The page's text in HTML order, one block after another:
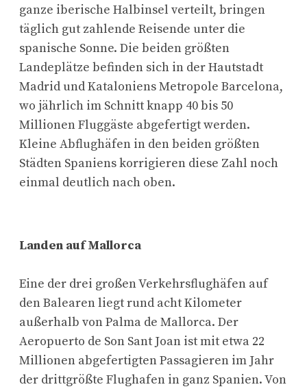
ganze iberische Halbinsel verteilt, bringen
täglich gut zahlende Reisende unter die
spanische Sonne. Die beiden größten
Landeplätze befinden sich in der Hautstadt
Madrid und Kataloniens Metropole Barcelona,
wo jährlich im Schnitt knapp 40 bis 50
Millionen Fluggäste abgefertigt werden.
Kleine Abflughäfen in den beiden größten
Städten Spaniens korrigieren diese Zahl noch
einmal deutlich nach oben.
Landen auf Mallorca
Eine der drei großen Verkehrsflughäfen auf
den Balearen liegt rund acht Kilometer
außerhalb von Palma de Mallorca. Der
Aeropuerto de Son Sant Joan ist mit etwa 22
Millionen abgefertigten Passagieren im Jahr
der drittgrößte Flughafen in ganz Spanien. Von